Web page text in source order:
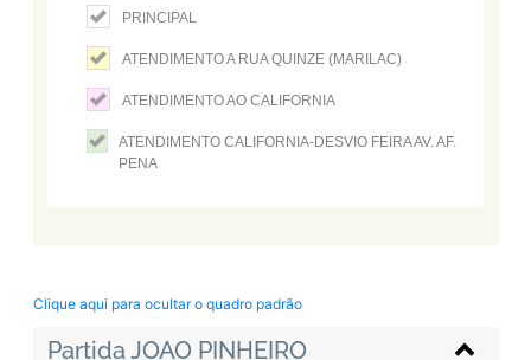
PRINCIPAL
ATENDIMENTO A RUA QUINZE (MARILAC)
ATENDIMENTO AO CALIFORNIA
ATENDIMENTO CALIFORNIA-DESVIO FEIRA AV. AF.
PENA
Clique aqui para ocultar o quadro padrão
Partida JOAO PINHEIRO